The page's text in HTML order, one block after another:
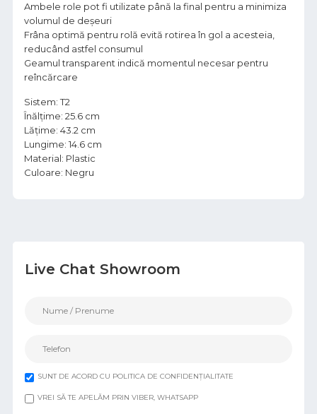
Live Chat Showroom
SUNT DE ACORD CU POLITICA DE CONFIDENȚIALITATE
VREI SĂ TE APELĂM PRIN VIBER, WHATSAPP
Ambele role pot fi utilizate până la final pentru a minimiza
volumul de deșeuri
Frâna optimă pentru rolă evită rotirea în gol a acesteia,
reducând astfel consumul
Geamul transparent indică momentul necesar pentru
reîncărcare
Sistem: T2
Înălțime: 25.6 cm
Lățime: 43.2 cm
Lungime: 14.6 cm
Material: Plastic
Culoare: Negru